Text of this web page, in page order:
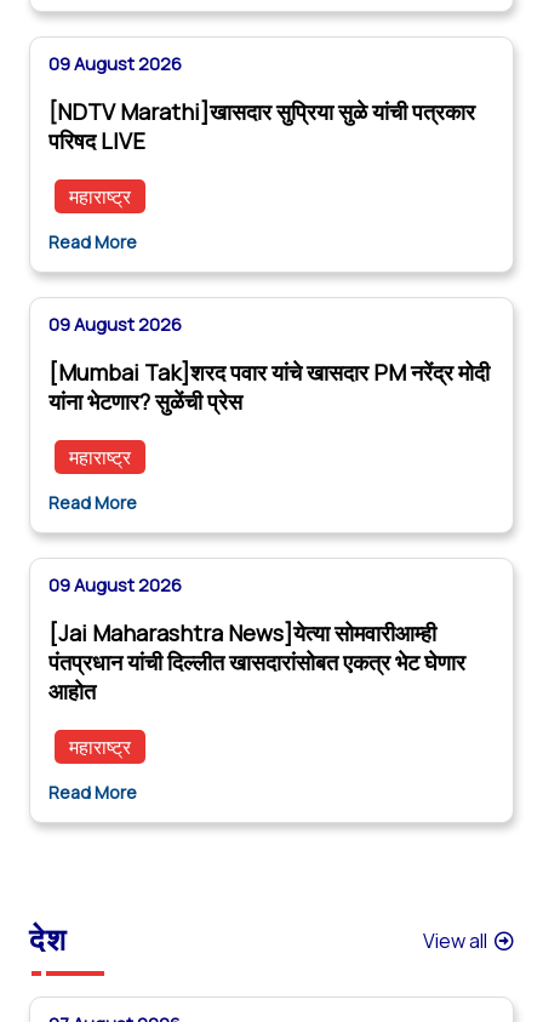
09 August 2026
[NDTV Marathi]खासदार सुप्रिया सुळे यांची पत्रकार
परिषद LIVE
महाराष्ट्र
Read More
09 August 2026
[Mumbai Tak]शरद पवार यांचे खासदार PM नरेंद्र मोदी
यांना भेटणार? सुळेंची प्रेस
महाराष्ट्र
Read More
09 August 2026
[Jai Maharashtra News]येत्या सोमवारीआम्ही
पंतप्रधान यांची दिल्लीत खासदारांसोबत एकत्र भेट घेणार
आहोत
महाराष्ट्र
Read More
देश View all